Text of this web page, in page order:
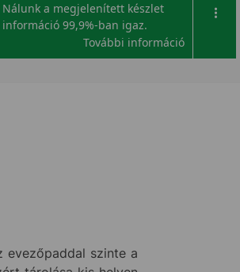
Nálunk a megjelenített készlet
információ 99,9%-ban igaz.
További információ
...
evezőpaddal szinte a